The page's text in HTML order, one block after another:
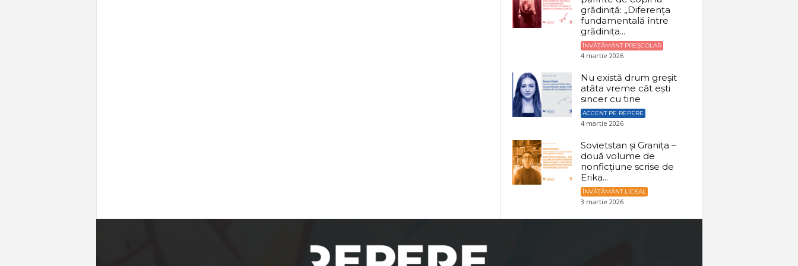
grădiniță: „Diferența
fundamentală între
grădinița...
ÎNVĂȚĂMÂNT PREȘCOLAR
4 martie 2026
Nu există drum greșit
atâta vreme cât ești
sincer cu tine
ACCENT PE REPERE
4 martie 2026
Sovietstan și Granița –
două volume de
nonficțiune scrise de
Erika...
ÎNVĂȚĂMÂNT LICEAL
3 martie 2026